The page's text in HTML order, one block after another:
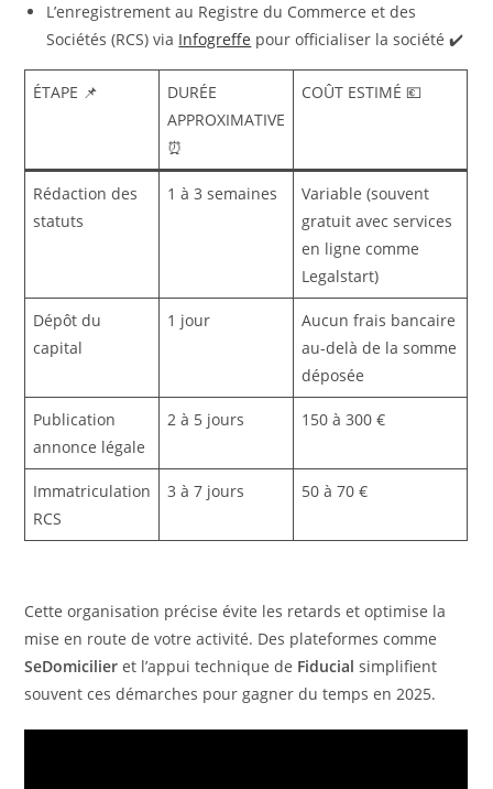
L’enregistrement au Registre du Commerce et des
Sociétés (RCS) via Infogreffe pour officialiser la société ✔️
ÉTAPE 📌
DURÉE
APPROXIMATIVE
⏰
COÛT ESTIMÉ 💶
Rédaction des
statuts
1 à 3 semaines
Variable (souvent
gratuit avec services
en ligne comme
Legalstart)
Dépôt du
capital
1 jour
Aucun frais bancaire
au-delà de la somme
déposée
Publication
annonce légale
2 à 5 jours 150 à 300 €
Immatriculation
RCS
3 à 7 jours 50 à 70 €
Cette organisation précise évite les retards et optimise la
mise en route de votre activité. Des plateformes comme
SeDomicilier et l’appui technique de Fiducial simplifient
souvent ces démarches pour gagner du temps en 2025.